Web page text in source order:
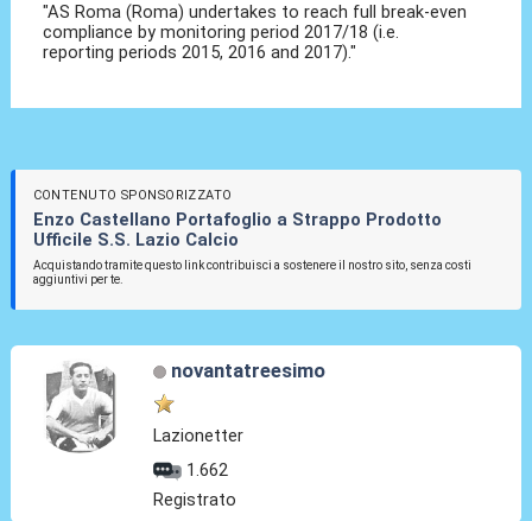
"AS Roma (Roma) undertakes to reach full break-even
compliance by monitoring period 2017/18 (i.e.
reporting periods 2015, 2016 and 2017)."
CONTENUTO SPONSORIZZATO
Enzo Castellano Portafoglio a Strappo Prodotto
Ufficile S.S. Lazio Calcio
Acquistando tramite questo link contribuisci a sostenere il nostro sito, senza costi
aggiuntivi per te.
novantatreesimo
Lazionetter
1.662
Registrato